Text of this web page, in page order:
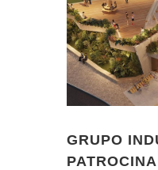
GRUPO